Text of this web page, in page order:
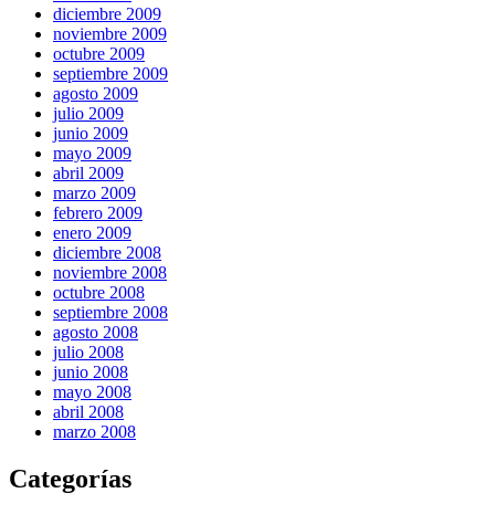
diciembre 2009
noviembre 2009
octubre 2009
septiembre 2009
agosto 2009
julio 2009
junio 2009
mayo 2009
abril 2009
marzo 2009
febrero 2009
enero 2009
diciembre 2008
noviembre 2008
octubre 2008
septiembre 2008
agosto 2008
julio 2008
junio 2008
mayo 2008
abril 2008
marzo 2008
Categorías